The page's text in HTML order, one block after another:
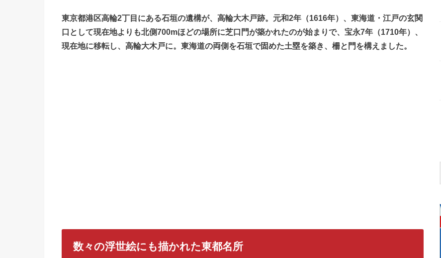
東京都港区高輪2丁目にある石垣の遺構が、高輪大木戸跡。元和2年（1616年）、東海道・江戸の玄関
口として現在地よりも北側700mほどの場所に芝口門が築かれたのが始まりで、宝永7年（1710年）、
現在地に移転し、高輪大木戸に。東海道の両側を石垣で固めた土塁を築き、柵と門を構えました。
数々の浮世絵にも描かれた東都名所